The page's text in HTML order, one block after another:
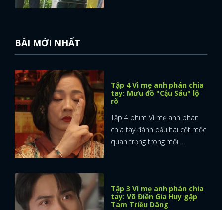
BÀI MỚI NHẤT
Tập 4 Vì mẹ anh phán chia
tay: Mưu đồ "Cậu Sáu" lộ
rõ
Tập 4 phim Vì mẹ anh phán
chia tay đánh dấu hai cột mốc
quan trọng trong mối ...
Tập 3 Vì mẹ anh phán chia
tay: Võ Điền Gia Huy gặp
Tam Triều Dâng